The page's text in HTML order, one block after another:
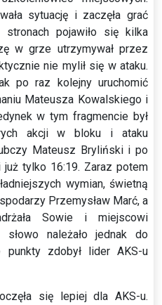
sytuację i zaczęła grać
pojawiło się kilka
w grze utrzymywał przez
nie mylił się w ataku.
po raz kolejny uruchomić
Mateusza Kowalskiego i
w tym fragmencie był
akcji w bloku i ataku
Mateusz Bryliński i po
tylko 16:19. Zaraz potem
wymian, świetną
Przemysław Marć, a
Sowie i miejscowi
należało jednak do
punkty zdobył lider AKS-u
się lepiej dla AKS-u.